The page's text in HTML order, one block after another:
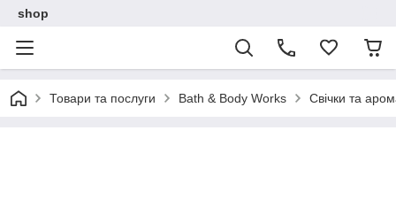
shop
Товари та послуги Bath & Body Works Свічки та